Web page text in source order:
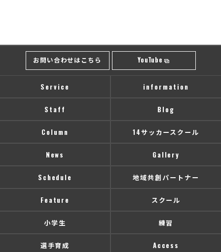
お問い合わせはこちら YouTube
Service information
Staff Blog
Column 14サッカースクール
News Gallery
Schedule 地域共創パートナー
Feature スクール
小学生 練習
選手育成 Access